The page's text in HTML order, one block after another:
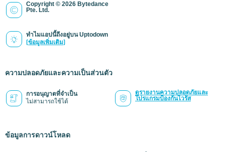
Copyright © 2026 Bytedance
Pte. Ltd.
ทำไมแอปนี้ถึงอยู่บน Uptodown
(ข้อมูลเพิ่มเติม)
ความปลอดภัยและความเป็นส่วนตัว
การอนุญาตที่จำเป็น
ไม่สามารถใช้ได้
ดูรายงานความปลอดภัยและ
โปรแกรมป้องกันไวรัส
ข้อมูลการดาวน์โหลด